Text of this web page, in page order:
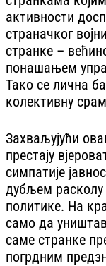
активности
страначког
странке –
понашањем
Тако се лична
колективну
Захваљујући
престају
симпатије
дубљем
политике. На
само да
саме странке
погрдним